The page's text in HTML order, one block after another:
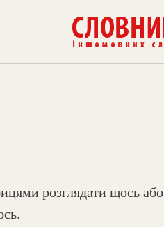
розглядати щось або